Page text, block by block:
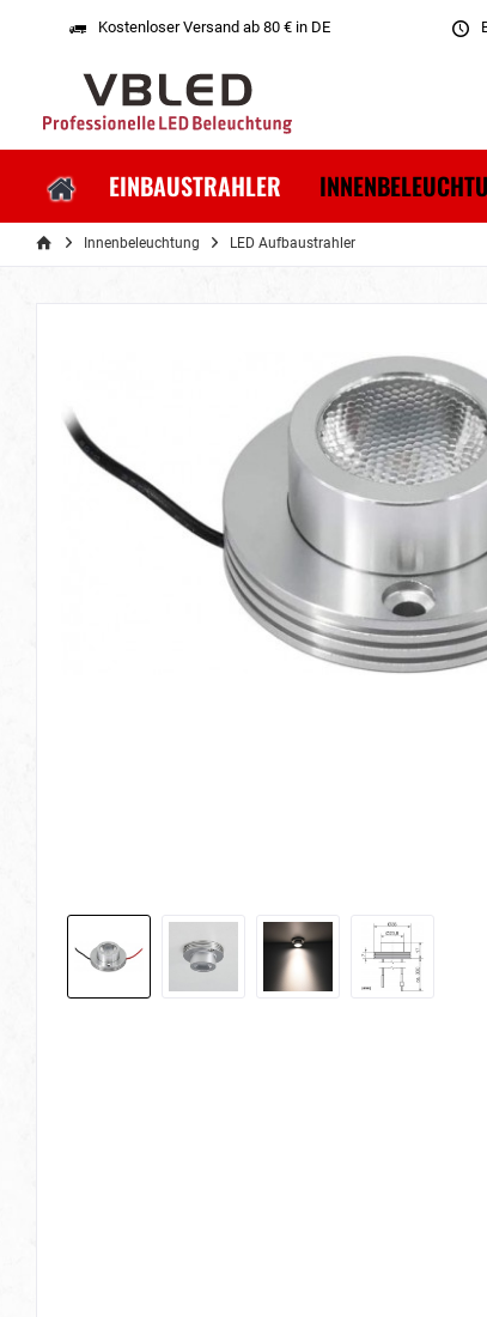
Kostenloser Versand ab 80 € in DE
EINBAUSTRAHLER
Innenbeleuchtung LED Aufbaustrahler